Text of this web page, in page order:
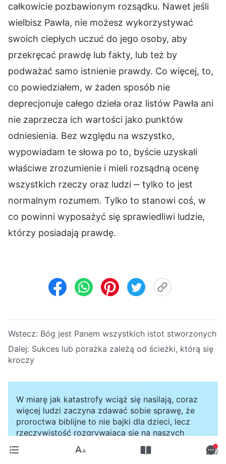
całkowicie pozbawionym rozsądku. Nawet jeśli
wielbisz Pawła, nie możesz wykorzystywać
swoich ciepłych uczuć do jego osoby, aby
przekręcać prawdę lub fakty, lub też by
podważać samo istnienie prawdy. Co więcej, to,
co powiedziałem, w żaden sposób nie
deprecjonuje całego dzieła oraz listów Pawła ani
nie zaprzecza ich wartości jako punktów
odniesienia. Bez względu na wszystko,
wypowiadam te słowa po to, byście uzyskali
właściwe zrozumienie i mieli rozsądną ocenę
wszystkich rzeczy oraz ludzi ‒ tylko to jest
normalnym rozumem. Tylko to stanowi coś, w
co powinni wyposażyć się sprawiedliwi ludzie,
którzy posiadają prawdę.
Wstecz: Bóg jest Panem wszystkich istot stworzonych
Dalej: Sukces lub porażka zależą od ścieżki, którą się
kroczy
W miarę jak katastrofy wciąż się nasilają, coraz
więcej ludzi zaczyna zdawać sobie sprawę, że
proroctwa biblijne to nie bajki dla dzieci, lecz
rzeczywistość rozgrywająca się na naszych
oczach. Nikt nie wie, co nadejdzie najpierw:
jutrzejszy dzień czy nieoczekiwana katastrofa.